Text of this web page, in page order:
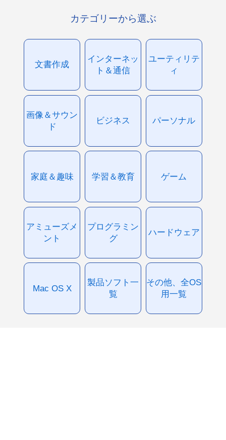
カテゴリーから選ぶ
文書作成
インターネッ
ト＆通信
ユーティリテ
ィ
画像＆サウン
ド
ビジネス パーソナル
家庭＆趣味 学習＆教育 ゲーム
アミューズメ
ント
プログラミン
グ
ハードウェア
Mac OS X
製品ソフト一
覧
その他、全OS
用一覧